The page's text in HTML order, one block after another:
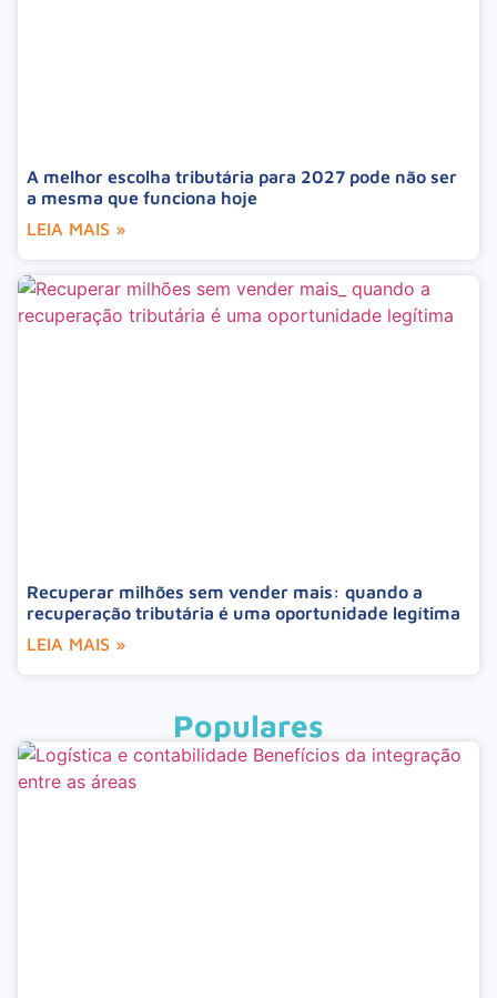
A melhor escolha tributária para 2027 pode não ser
a mesma que funciona hoje
LEIA MAIS »
Recuperar milhões sem vender mais: quando a
recuperação tributária é uma oportunidade legítima
LEIA MAIS »
Populares